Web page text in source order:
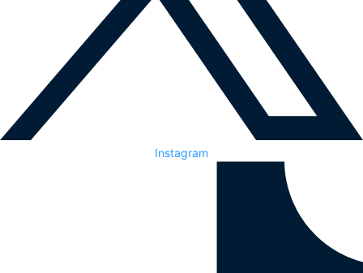
Instagram